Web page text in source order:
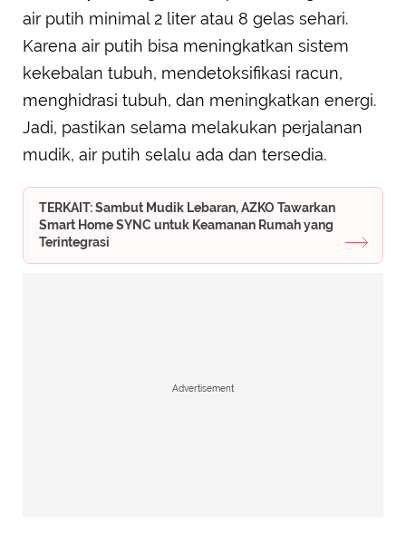
air putih minimal 2 liter atau 8 gelas sehari.
Karena air putih bisa meningkatkan sistem
kekebalan tubuh, mendetoksifikasi racun,
menghidrasi tubuh, dan meningkatkan energi.
Jadi, pastikan selama melakukan perjalanan
mudik, air putih selalu ada dan tersedia.
TERKAIT: Sambut Mudik Lebaran, AZKO Tawarkan
Smart Home SYNC untuk Keamanan Rumah yang
Terintegrasi
Advertisement